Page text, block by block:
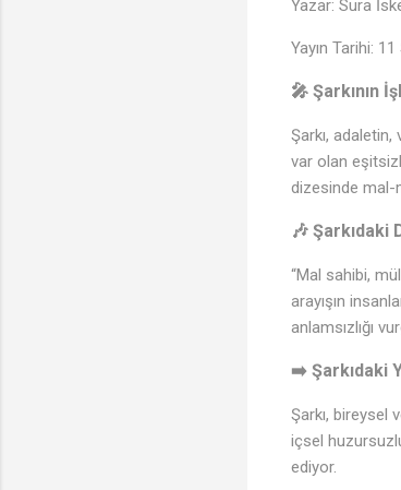
Yazar: Sura
Yayın Tarihi:
🎤 Şarkının
Şarkı,
var olan
dizesinde mal-
🎶 Şarkıdaki
“Mal sahibi,
arayışın
anlamsızlığı
➡️ Şarkıdaki
Şarkı, bireysel
içsel
ediyor.